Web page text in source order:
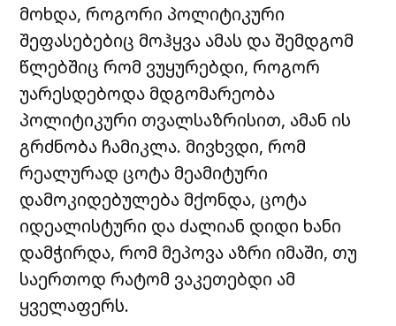
მოხდა, როგორი პოლიტიკური
შეფასებებიც მოჰყვა ამას და შემდგომ
წლებშიც რომ ვუყურებდი, როგორ
უარესდებოდა მდგომარეობა
პოლიტიკური თვალსაზრისით, ამან ის
გრძნობა ჩამიკლა. მივხვდი, რომ
რეალურად ცოტა მეამიტური
დამოკიდებულება მქონდა, ცოტა
იდეალისტური და ძალიან დიდი ხანი
დამჭირდა, რომ მეპოვა აზრი იმაში, თუ
საერთოდ რატომ ვაკეთებდი ამ
ყველაფერს.